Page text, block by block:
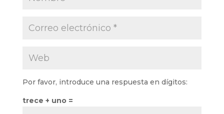
Por favor, introduce una respuesta en dígitos:
trece + uno =